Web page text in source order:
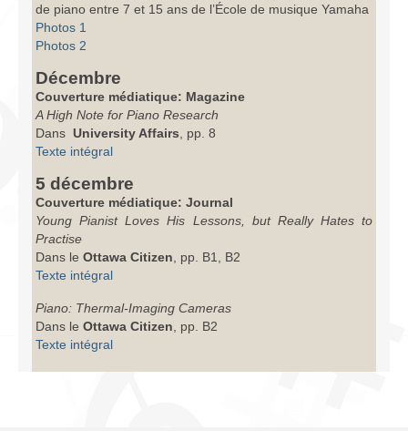
de piano entre 7 et 15 ans de l’École de musique Yamaha
Photos 1
Photos 2
Décembre
Couverture médiatique: Magazine
A High Note for Piano Research
Dans University Affairs, pp. 8
Texte intégral
5 décembre
Couverture médiatique: Journal
Young Pianist Loves His Lessons, but Really Hates to
Practise
Dans le Ottawa Citizen, pp. B1, B2
Texte intégral
Piano: Thermal-Imaging Cameras
Dans le Ottawa Citizen, pp. B2
Texte intégral